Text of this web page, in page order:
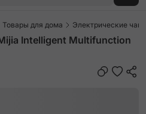
Товары для дома Электрические
Intelligent Multifunction